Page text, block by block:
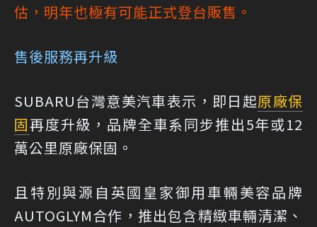
估，明年也極有可能正式登台販售。
售後服務再升級
SUBARU台灣意美汽車表示，即日起原廠保
固再度升級，品牌全車系同步推出5年或12
萬公里原廠保固。
且特別與源自英國皇家御用車輛美容品牌
AUTOGLYM合作，推出包含精緻車輛清潔、